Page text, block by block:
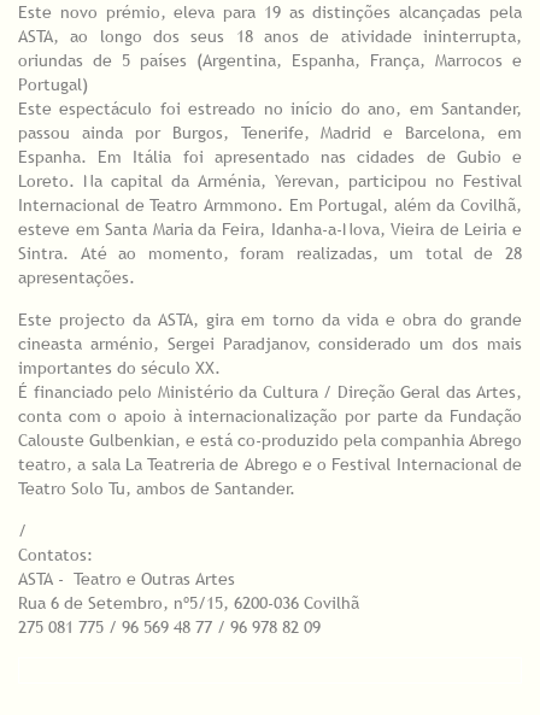
Este novo prémio, eleva para 19 as distinções alcançadas pela
ASTA, ao longo dos seus 18 anos de atividade ininterrupta,
oriundas de 5 países (Argentina, Espanha, França, Marrocos e
Portugal)
Este espectáculo foi estreado no início do ano, em Santander,
passou ainda por Burgos, Tenerife, Madrid e Barcelona, em
Espanha. Em Itália foi apresentado nas cidades de Gubio e
Loreto. Na capital da Arménia, Yerevan, participou no Festival
Internacional de Teatro Armmono. Em Portugal, além da Covilhã,
esteve em Santa Maria da Feira, Idanha-a-Nova, Vieira de Leiria e
Sintra. Até ao momento, foram realizadas, um total de 28
apresentações.
Este projecto da ASTA, gira em torno da vida e obra do grande
cineasta arménio, Sergei Paradjanov, considerado um dos mais
importantes do século XX.
É financiado pelo Ministério da Cultura / Direção Geral das Artes,
conta com o apoio à internacionalização por parte da Fundação
Calouste Gulbenkian, e está co-produzido pela companhia Abrego
teatro, a sala La Teatreria de Abrego e o Festival Internacional de
Teatro Solo Tu, ambos de Santander.
/
Contatos:
ASTA - Teatro e Outras Artes
Rua 6 de Setembro, nº5/15, 6200-036 Covilhã
275 081 775 / 96 569 48 77 / 96 978 82 09